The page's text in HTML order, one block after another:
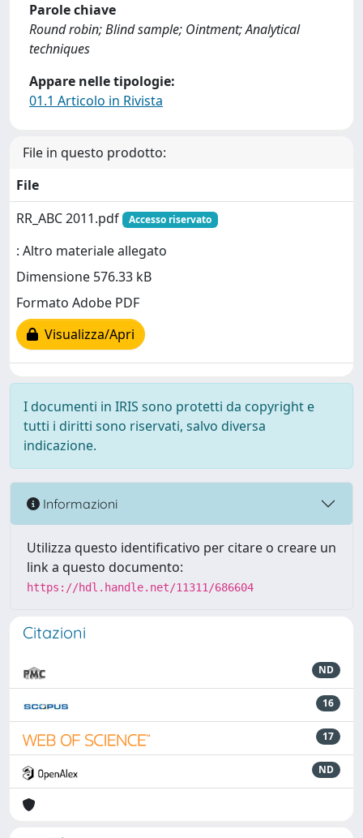
Parole chiave
Round robin; Blind sample; Ointment; Analytical
techniques
Appare nelle tipologie:
01.1 Articolo in Rivista
File in questo prodotto:
File
RR_ABC 2011.pdf
Accesso riservato
: Altro materiale allegato
Dimensione 576.33 kB
Formato Adobe PDF
Visualizza/Apri
I documenti in IRIS sono protetti da copyright e
tutti i diritti sono riservati, salvo diversa
indicazione.
Informazioni
Utilizza questo identificativo per citare o creare un
link a questo documento:
https://hdl.handle.net/11311/686604
Citazioni
ND
16
17
ND